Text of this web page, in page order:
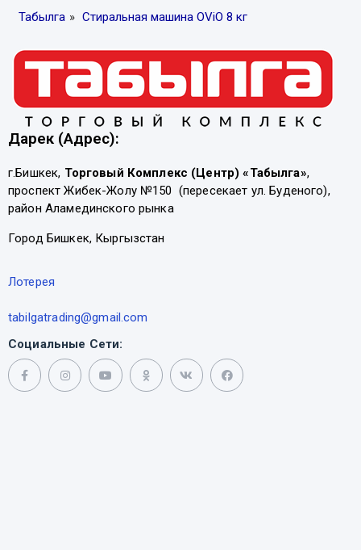
Табылга » Стиральная машина OViO 8 кг
Дарек (Адрес):
г.Бишкек, Торговый Комплекс (Центр) «Табылга»,
проспект Жибек-Жолу №150 (пересекает ул. Буденого),
район Аламединского рынка
Город Бишкек, Кыргызстан
Лотерея
tabilgatrading@gmail.com
Социальные Сети: